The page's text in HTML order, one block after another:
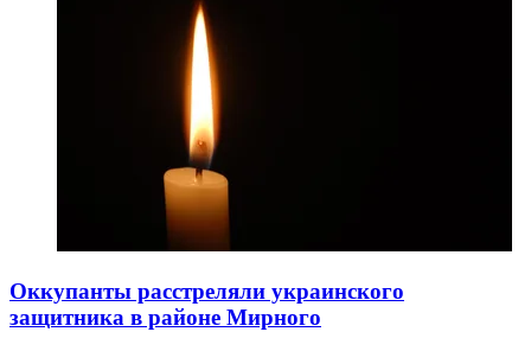
Оккупанты расстреляли украинского
защитника в районе Мирного